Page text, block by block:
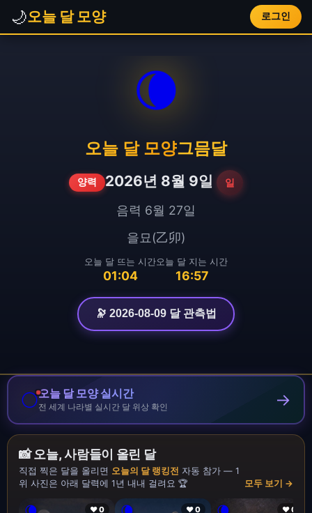
🌙오늘 달 모양 로그인
🌘
오늘 달 모양그믐달
양력 2026년 8월 9일 일
음력 6월 27일
을묘(乙卯)
오늘 달 뜨는 시간
01:04
오늘 달 지는 시간
16:57
🔭 2026-08-09 달 관측법
🌕오늘 달 모양 실시간
전 세계 나라별 실시간 달 위상 확인 →
📸 오늘, 사람들이 올린 달
직접 찍은 달을 올리면 오늘의 달 랭킹전 자동 참가 — 1
위 사진은 아래 달력에 1년 내내 걸려요 🏆
모두 보기 →
❤ 0 ❤ 0 ❤ 0